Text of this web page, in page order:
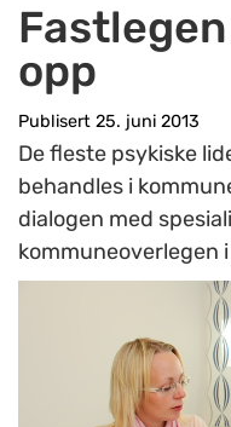
opp
Publisert 25. juni 2013
De fleste psykiske
behandles i
dialogen med
kommuneoverlegen i